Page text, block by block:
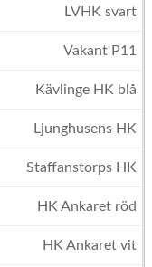
LVHK svart
Vakant P11
Kävlinge HK blå
Ljunghusens HK
Staffanstorps HK
HK Ankaret röd
HK Ankaret vit